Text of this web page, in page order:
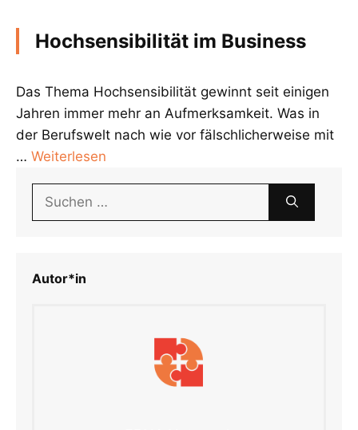
Hochsensibilität im Business
Das Thema Hochsensibilität gewinnt seit einigen
Jahren immer mehr an Aufmerksamkeit. Was in
der Berufswelt nach wie vor fälschlicherweise mit
… Weiterlesen
nach:
Autor*in